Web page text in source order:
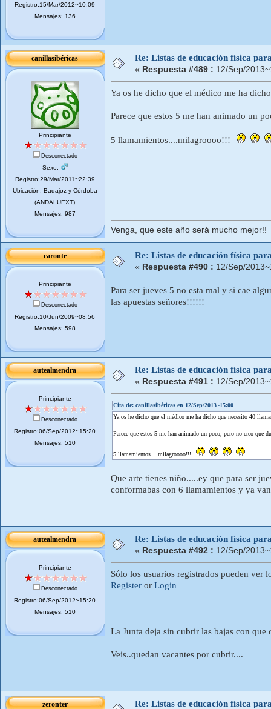
Registro:15/Mar/2012~10:09
Mensajes: 136
canillasibéricas
Principiante
Desconectado
Sexo:
Registro:29/Mar/2011~22:39
Ubicación: Badajoz y Córdoba
(ANDALUEXT)
Mensajes: 987
Re: Listas de educación física
« Respuesta #489 : 12/Sep/
Ya os he dicho que el médico me ha
Parece que estos 5 me han animado un
5 llamamientos....milagroooo!!!
Venga, que este año será mucho mejor!!
caronte
Principiante
Desconectado
Registro:10/Jun/2009~08:56
Mensajes: 598
Re: Listas de educación física
« Respuesta #490 : 12/Sep/
Para ser jueves 5 no esta mal y si cae
las apuestas señores!!!!!!
autealmendra
Principiante
Desconectado
Registro:06/Sep/2012~15:20
Mensajes: 510
Re: Listas de educación física
« Respuesta #491 : 12/Sep/
Cita de: canillasibéricas en 12/Sep/2013~15:00
Ya os he dicho que el médico me ha dicho que necesito 40
Parece que estos 5 me han animado un poco, pero no creo que
5 llamamientos....milagroooo!!!
Que arte tienes niño.....ey que para ser
conformabas con 6 llamamientos y ya
autealmendra
Principiante
Desconectado
Registro:06/Sep/2012~15:20
Mensajes: 510
Re: Listas de educación física
« Respuesta #492 : 12/Sep/
Sólo los usuarios registrados pueden ver
Register or Login
La Junta deja sin cubrir las bajas con que
Veis..quedan vacantes por cubrir....
zeronter Re: Listas de educación física